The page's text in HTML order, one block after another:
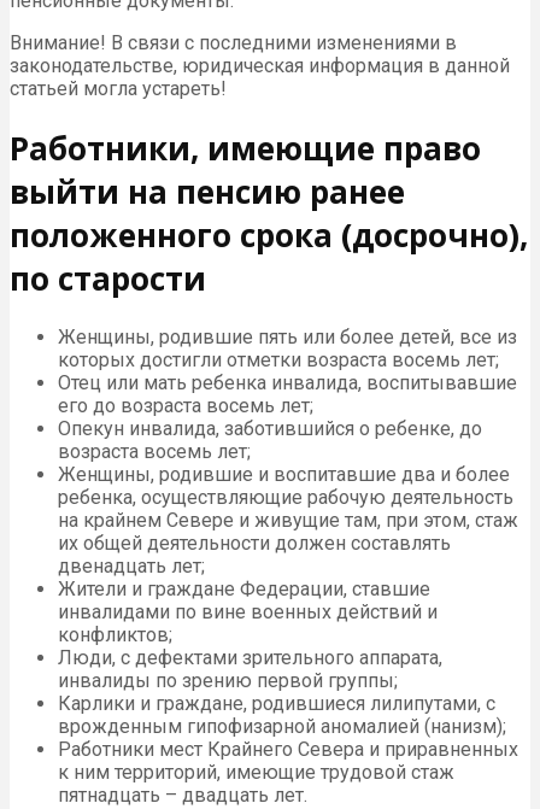
Внимание! В связи с последними изменениями в
законодательстве, юридическая информация в данной
статьей могла устареть!
Работники, имеющие право
выйти на пенсию ранее
положенного срока (досрочно),
по старости
Женщины, родившие пять или более детей, все из
которых достигли отметки возраста восемь лет;
Отец или мать ребенка инвалида, воспитывавшие
его до возраста восемь лет;
Опекун инвалида, заботившийся о ребенке, до
возраста восемь лет;
Женщины, родившие и воспитавшие два и более
ребенка, осуществляющие рабочую деятельность
на крайнем Севере и живущие там, при этом, стаж
их общей деятельности должен составлять
двенадцать лет;
Жители и граждане Федерации, ставшие
инвалидами по вине военных действий и
конфликтов;
Люди, с дефектами зрительного аппарата,
инвалиды по зрению первой группы;
Карлики и граждане, родившиеся лилипутами, с
врожденным гипофизарной аномалией (нанизм);
Работники мест Крайнего Севера и приравненных
к ним территорий, имеющие трудовой стаж
пятнадцать – двадцать лет.